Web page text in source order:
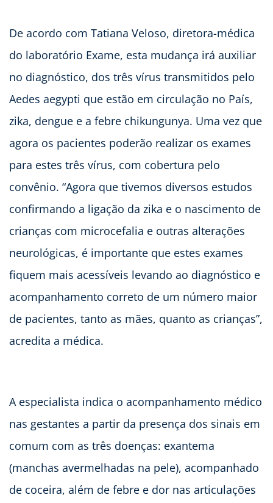
De acordo com Tatiana Veloso, diretora-médica
do laboratório Exame, esta mudança irá auxiliar
no diagnóstico, dos três vírus transmitidos pelo
Aedes aegypti que estão em circulação no País,
zika, dengue e a febre chikungunya. Uma vez que
agora os pacientes poderão realizar os exames
para estes três vírus, com cobertura pelo
convênio. “Agora que tivemos diversos estudos
confirmando a ligação da zika e o nascimento de
crianças com microcefalia e outras alterações
neurológicas, é importante que estes exames
fiquem mais acessíveis levando ao diagnóstico e
acompanhamento correto de um número maior
de pacientes, tanto as mães, quanto as crianças”,
acredita a médica.
A especialista indica o acompanhamento médico
nas gestantes a partir da presença dos sinais em
comum com as três doenças: exantema
(manchas avermelhadas na pele), acompanhado
de coceira, além de febre e dor nas articulações